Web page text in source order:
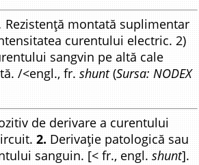
Rezistență montată suplimentar
curentului electric. 2)
sangvin pe altă cale
/<engl., fr.shunt(Sursa: NODEX
de derivare a curentului
2. Derivație patologică sau
sanguin. [< fr., engl.shunt].